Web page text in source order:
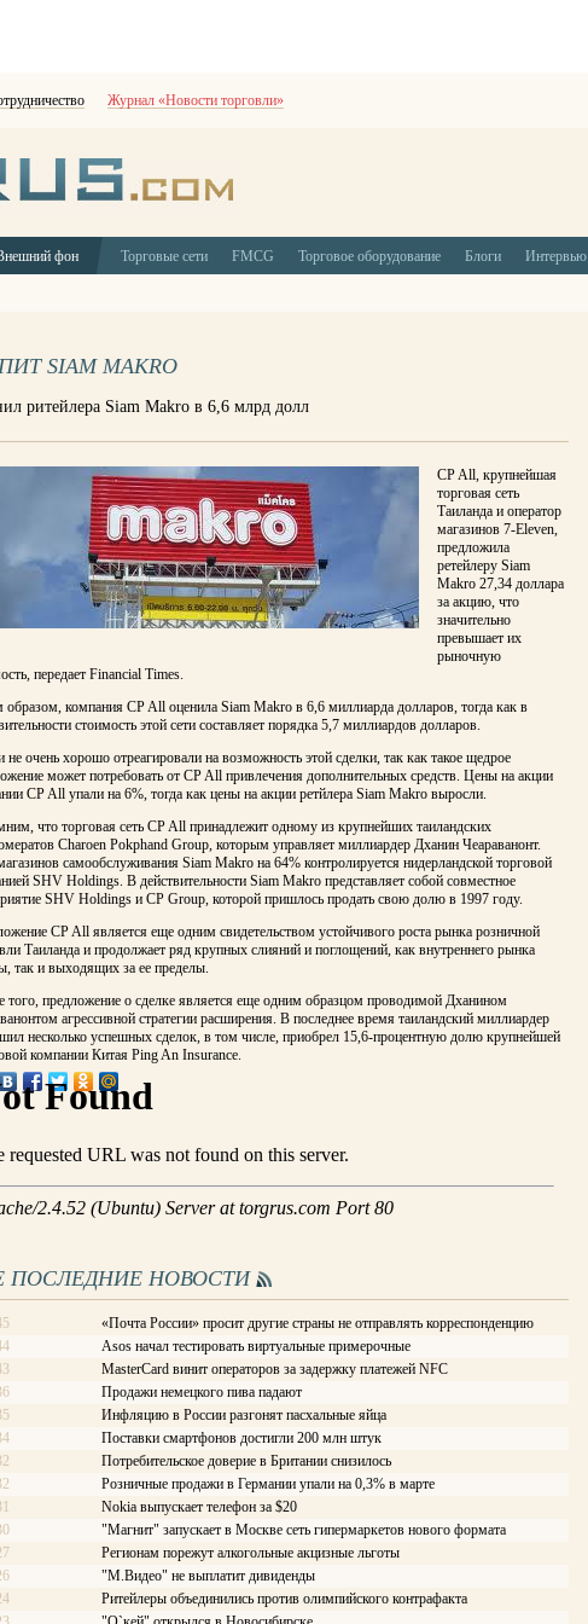
Журнал «Новости торговли»
фон Торговые сети FMCG Торговое оборудование Блоги Интервью
SIAM MAKRO
ритейлера Siam Makro в 6,6 млрд долл
CP All, крупнейшая
торговая сеть
Таиланда и оператор
магазинов 7-Eleven,
предложила
ретейлеру Siam
Makro 27,34 доллара
за акцию, что
значительно
превышает их
рыночную
передает Financial Times.
образом, компания CP All оценила Siam Makro в 6,6 миллиарда долларов, тогда как в
стоимость этой сети составляет порядка 5,7 миллиардов долларов.
не очень хорошо отреагировали на возможность этой сделки, так как такое щедрое
может потребовать от CP All привлечения дополнительных средств. Цены на акции
CP All упали на 6%, тогда как цены на акции ретйлера Siam Makro выросли.
что торговая сеть CP All принадлежит одному из крупнейших таиландских
Charoen Pokphand Group, которым управляет миллиардер Дханин Чеараванонт.
самообслуживания Siam Makro на 64% контролируется нидерландской торговой
SHV Holdings. В действительности Siam Makro представляет собой совместное
SHV Holdings и CP Group, которой пришлось продать свою долю в 1997 году.
CP All является еще одним свидетельством устойчивого роста рынка розничной
Таиланда и продолжает ряд крупных слияний и поглощений, как внутреннего рынка
так и выходящих за ее пределы.
того, предложение о сделке является еще одним образцом проводимой Дханином
агрессивной стратегии расширения. В последнее время таиландский миллиардер
несколько успешных сделок, в том числе, приобрел 15,6-процентную долю крупнейшей
компании Китая Ping An Insurance.
ПОСЛЕДНИЕ НОВОСТИ
«Почта России» просит другие страны не отправлять корреспонденцию
Asos начал тестировать виртуальные примерочные
MasterCard винит операторов за задержку платежей NFC
Продажи немецкого пива падают
Инфляцию в России разгонят пасхальные яйца
Поставки смартфонов достигли 200 млн штук
Потребительское доверие в Британии снизилось
Розничные продажи в Германии упали на 0,3% в марте
Nokia выпускает телефон за $20
"Магнит" запускает в Москве сеть гипермаркетов нового формата
Регионам порежут алкогольные акцизные льготы
"М.Видео" не выплатит дивиденды
Ритейлеры объединились против олимпийского контрафакта